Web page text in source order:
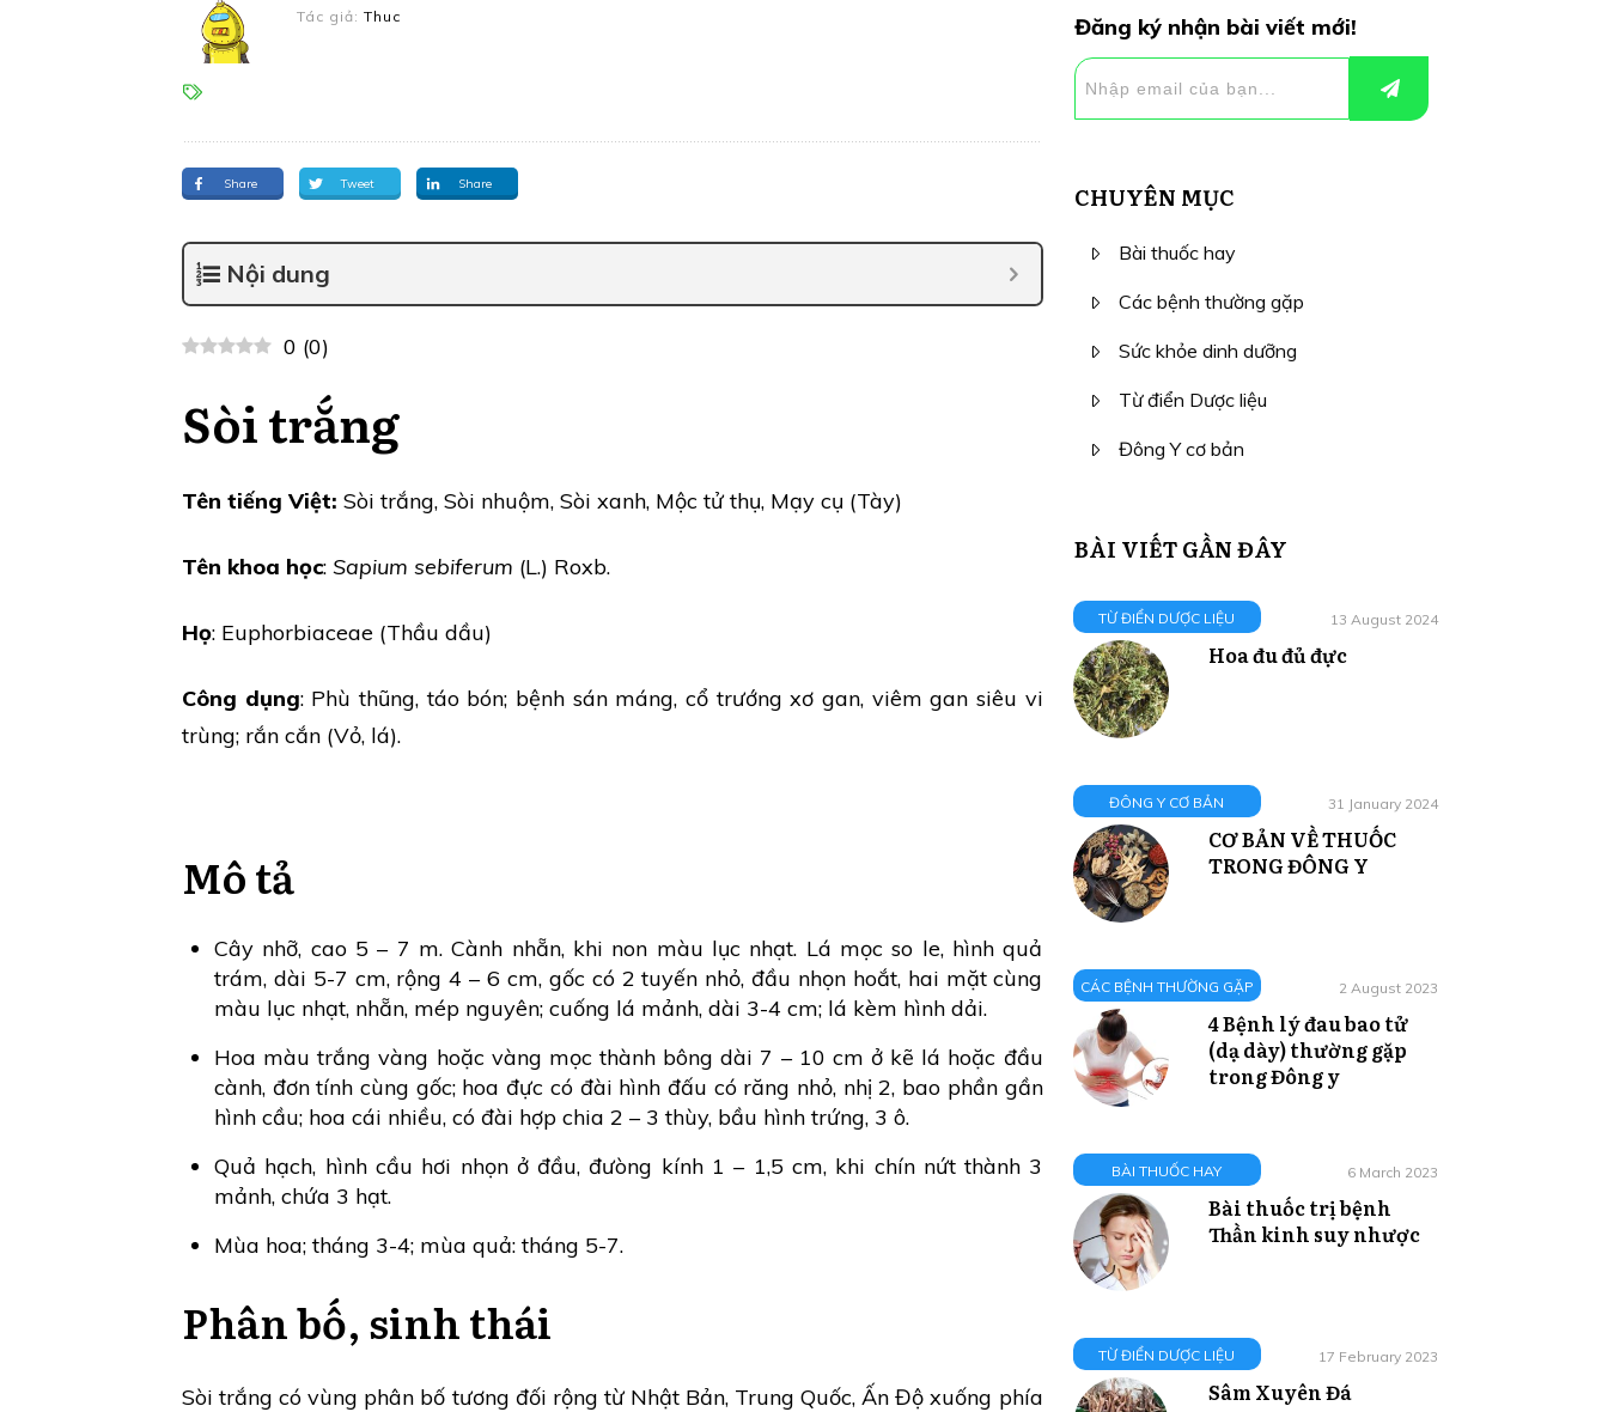
Tác giả: Thuc
Share Tweet Share
Nội dung
0 (0)
Sòi trắng
Tên tiếng Việt: Sòi trắng, Sòi nhuộm, Sòi xanh, Mộc tử thụ, Mạy cụ (Tày)
Tên khoa học: Sapium sebiferum (L.) Roxb.
Họ: Euphorbiaceae (Thầu dầu)
Công dụng: Phù thũng, táo bón; bệnh sán máng, cổ trướng xơ gan, viêm gan siêu vi
trùng; rắn cắn (Vỏ, lá).
Mô tả
Cây nhỡ, cao 5 – 7 m. Cành nhẵn, khi non màu lục nhạt. Lá mọc so le, hình quả
trám, dài 5-7 cm, rộng 4 – 6 cm, gốc có 2 tuyến nhỏ, đầu nhọn hoắt, hai mặt cùng
màu lục nhạt, nhẵn, mép nguyên; cuống lá mảnh, dài 3-4 cm; lá kèm hình dải.
Hoa màu trắng vàng hoặc vàng mọc thành bông dài 7 – 10 cm ở kẽ lá hoặc đầu
cành, đơn tính cùng gốc; hoa đực có đài hình đấu có răng nhỏ, nhị 2, bao phần gần
hình cầu; hoa cái nhiều, có đài hợp chia 2 – 3 thùy, bầu hình trứng, 3 ô.
Quả hạch, hình cầu hơi nhọn ở đầu, đưòng kính 1 – 1,5 cm, khi chín nứt thành 3
mảnh, chứa 3 hạt.
Mùa hoa; tháng 3-4; mùa quả: tháng 5-7.
Phân bố, sinh thái
Sòi trắng có vùng phân bố tương đối rộng từ Nhật Bản, Trung Quốc, Ấn Độ xuống phía
Đăng ký nhận bài viết mới!
CHUYÊN MỤC
Bài thuốc hay
Các bệnh thường gặp
Sức khỏe dinh dưỡng
Từ điển Dược liệu
Đông Y cơ bản
BÀI VIẾT GẦN ĐÂY
TỪ ĐIỂN DƯỢC LIỆU 13 August 2024
Hoa đu đủ đực
ĐÔNG Y CƠ BẢN 31 January 2024
CƠ BẢN VỀ THUỐC
TRONG ĐÔNG Y
CÁC BỆNH THƯỜNG GẶP 2 August 2023
4 Bệnh lý đau bao tử
(dạ dày) thường gặp
trong Đông y
BÀI THUỐC HAY 6 March 2023
Bài thuốc trị bệnh
Thần kinh suy nhược
TỪ ĐIỂN DƯỢC LIỆU 17 February 2023
Sâm Xuyên Đá